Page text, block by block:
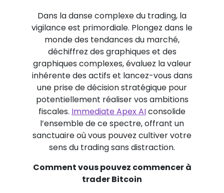
Dans la danse complexe du trading, la
vigilance est primordiale. Plongez dans le
monde des tendances du marché,
déchiffrez des graphiques et des
graphiques complexes, évaluez la valeur
inhérente des actifs et lancez-vous dans
une prise de décision stratégique pour
potentiellement réaliser vos ambitions
fiscales. Immediate Apex AIconsolide
l’ensemble de ce spectre, offrant un
sanctuaire où vous pouvez cultiver votre
sens du trading sans distraction.
Comment vous pouvez commencer à
trader Bitcoin